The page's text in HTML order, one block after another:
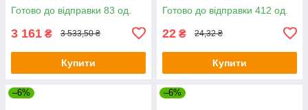
Готово до відправки 83 од.
3 161 ₴ 3 533,50 ₴
Купити
Готово до відправки 412 од.
22 ₴ 24,32 ₴
Купити
–6% –6%